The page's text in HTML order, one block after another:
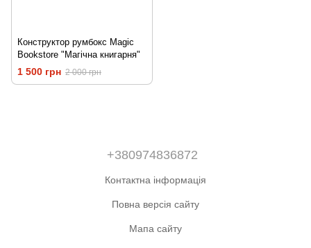
Конструктор румбокс Magic
Bookstore "Магічна книгарня"
1 500 грн 2 000 грн
+380974836872
Контактна інформація
Повна версія сайту
Мапа сайту